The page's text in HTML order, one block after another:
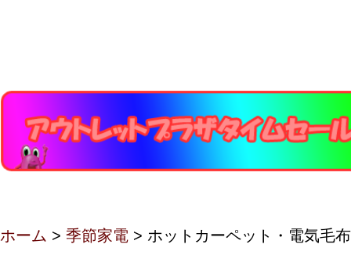
ホーム > 季節家電 > ホットカーペット・電気毛布